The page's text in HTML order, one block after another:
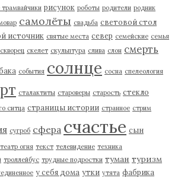
рисунок роботы родители родник
самолёты свадьба световой стол
источник святые места север семейские семья
скворец скелет скульптура слива слон смерть
события солнце сосна спелеология
сталактиты староверы старость стекло
ситца страницы истории странное стрим
сугроб сфера счастье сын
театр огня текст телевидение техника
троллейбус трудные подростки туман туризм
у себя дома утки утята фабрика